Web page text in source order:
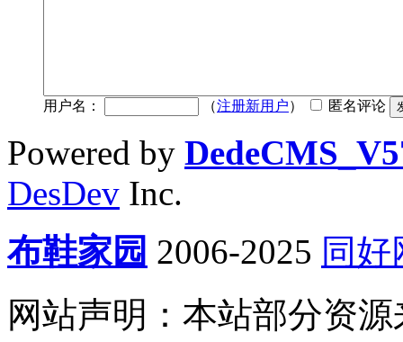
用户名： （注册新用户） 匿名评论
Powered by
DesDev Inc.
布鞋家园 2006-2025 同
网站声明：本站部分资